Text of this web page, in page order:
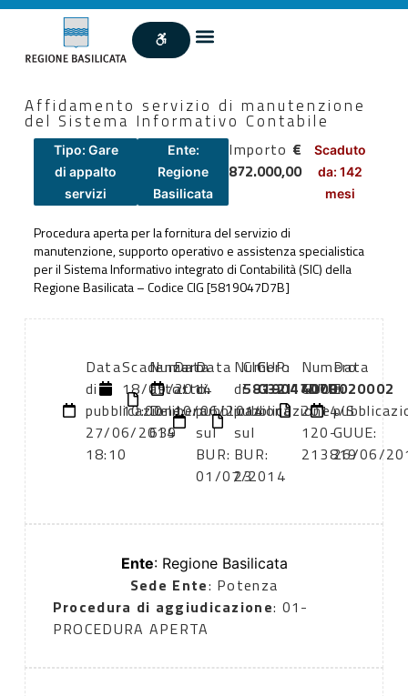
Affidamento servizio di manutenzione
del Sistema Informativo Contabile
Tipo: Gare
di appalto
servizi
Ente:
Regione
Basilicata
Importo €
872.000,00
Scaduto
da: 142
mesi
Procedura aperta per la fornitura del servizio di
manutenzione, supporto operativo e assistenza specialistica
per il Sistema Informativo integrato di Contabilità (SIC) della
Regione Basilicata – Codice CIG [5819047D7B]
Data
di
pubblicazione:
27/06/2014
18:10
Scadenza:
18/09/2014
10:00
Numero
atto:
Delibera
639
Data
atto:
10/06/2014
Data
di
pubblicazione
sul
BUR:
01/07/2014
Numero
di
pubblicazione
sul
BUR:
23
CIG:
5819047D7B
CUP:
G32I14000020002
Numero
GUUE:
2014/S
120-
213819
Data
di
GUUE:
26/06/
Ente: Regione Basilicata
Sede Ente: Potenza
Procedura di aggiudicazione: 01-
PROCEDURA APERTA